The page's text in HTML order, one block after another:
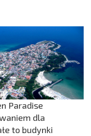
Paradise
dla
to budynki